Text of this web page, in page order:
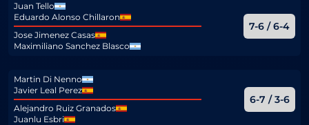
Juan Tello
Eduardo Alonso Chillaron
Jose Jimenez Casas
Maximiliano Sanchez Blasco
7-6 / 6-4
Martin Di Nenno
Javier Leal Perez
Alejandro Ruiz Granados
Juanlu Esbri
6-7 / 3-6